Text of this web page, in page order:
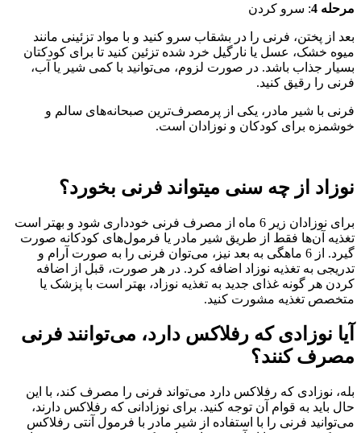
مرحله 4 : سرو کردن
بعد از پختن، فرنی را در بشقاب سرو کنید و با مواد تزئینی مانند
میوه خشک، عسل یا نارگیل خرد شده تزئین کنید تا برای کودکتان
بسیار جذاب باشد. در صورت لزوم، می‌توانید با کمی شیر یا آب،
فرنی را رقیق کنید.
فرنی با شیر مادر، یکی از پرمصرف‌ترین صبحانه‌های سالم و
خوشمزه برای کودکان و نوزادان است.
نوزاد از چه سنی میتواند فرنی بخورد؟
برای نوزادان زیر 6 ماه از مصرف فرنی خودداری شود و بهتر است
تغذیه آن‌ها فقط از طریق شیر مادر یا فرمول‌های کودکانه صورت
گیرد. از 6 ماهگی به بعد نیز، می‌توان فرنی را به صورت آرام و
تدریجی به تغذیه نوزاد اضافه کرد. در هر صورت، قبل از اضافه
کردن هر گونه غذای جدید به تغذیه نوزاد، بهتر است با پزشک یا
متخصص تغذیه مشورت کنید.
آیا نوزادی که رفلاکس دارد، می‌توانند فرنی
مصرف کنند؟
بله، نوزادی که رفلاکس دارد می‌تواند فرنی را مصرف کند، با این
حال باید به قوام آن توجه کنید. برای نوزادانی که رفلاکس دارند،
می‌توانید فرنی را با استفاده از شیر مادر با فرمول آنتی رفلاکس